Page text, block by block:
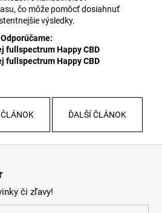
čo môže pomôcť dosiahnuť
výsledky.
Odporúčame:
fullspectrum Happy CBD
fullspectrum Happy CBD
ĎALŠÍ ČLÁNOK
či zľavy!